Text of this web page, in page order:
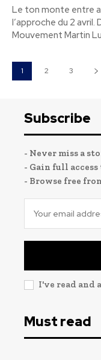
Le ton monte entre
l’approche du 2 avril.
Mouvement Martin
1 2 3
Subscribe
- Never miss a
- Gain full
- Browse free
I've read and
Must read